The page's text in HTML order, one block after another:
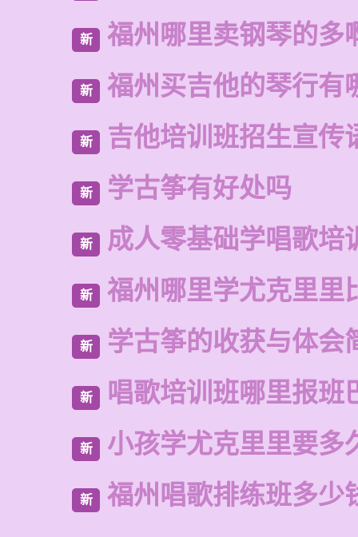
新 福州哪里卖钢琴的多
新 福州买吉他的琴行有
新 吉他培训班招生宣传
新 学古筝有好处吗
新 成人零基础学唱歌培
新 福州哪里学尤克里里
新 学古筝的收获与体会
新 唱歌培训班哪里报班
新 小孩学尤克里里要多
新 福州唱歌排练班多少